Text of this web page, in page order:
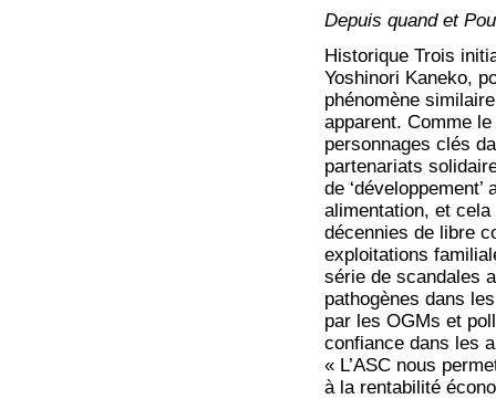
Depuis quand et
Historique Trois
Yoshinori Kaneko,
phénomène
apparent. Comme
personnages clés
partenariats
de
alimentation, et
décennies de libre
exploitations
série de scandales
pathogènes dans
par les OGMs et
confiance dans les
« L’ASC nous
à la rentabilité